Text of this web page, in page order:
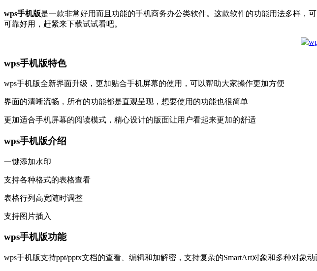
wps手机版是一款非常好用而且功能的手机商务办公类软件。这款软件的功能用法多样，
可靠好用，赶紧来下载试试看吧。
wps手机版特色
wps手机版全新界面升级，更加贴合手机屏幕的使用，可以帮助大家操作更加方便
界面的清晰流畅，所有的功能都是直观呈现，想要使用的功能也很简单
更加适合手机屏幕的阅读模式，精心设计的版面让用户看起来更加的舒适
wps手机版介绍
一键添加水印
支持各种格式的表格查看
表格行列高宽随时调整
支持图片插入
wps手机版功能
wps手机版支持ppt/pptx文档的查看、编辑和加解密，支持复杂的SmartArt对象和多种对象